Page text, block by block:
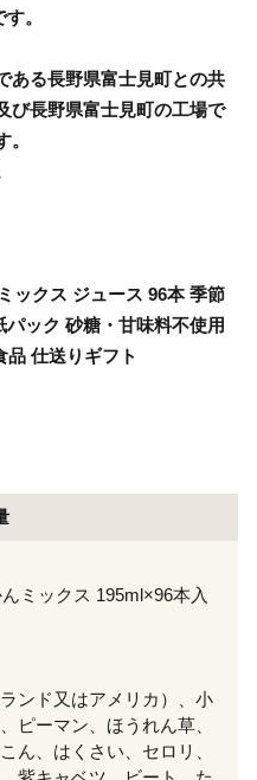
。
ある長野県富士見町との共
び長野県富士見町の工場で
ックス ジュース 96本 季節
ック 砂糖・甘味料不使用
品 仕送りギフト
ミックス 195ml×96本入
ンド又はアメリカ）、小
ピーマン、ほうれん草、
ん、はくさい、セロリ、